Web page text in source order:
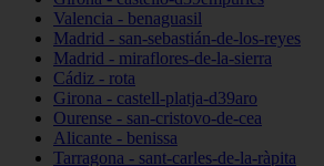
Valencia - benaguasil
Madrid - san-sebastián-de-los-reyes
Madrid - miraflores-de-la-sierra
Cádiz - rota
Girona - castell-platja-d39aro
Ourense - san-cristovo-de-cea
Alicante - benissa
Tarragona - sant-carles-de-la-ràpita